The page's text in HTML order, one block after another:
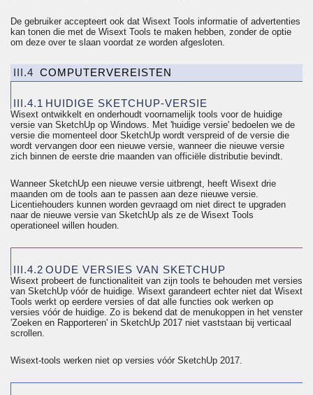
De gebruiker accepteert ook dat Wisext Tools informatie of advertenties
kan tonen die met de Wisext Tools te maken hebben, zonder de optie
om deze over te slaan voordat ze worden afgesloten.
III.4 COMPUTERVEREISTEN
III.4.1 HUIDIGE SKETCHUP-VERSIE
Wisext ontwikkelt en onderhoudt voornamelijk tools voor de huidige
versie van SketchUp op Windows. Met 'huidige versie' bedoelen we de
versie die momenteel door SketchUp wordt verspreid of de versie die
wordt vervangen door een nieuwe versie, wanneer die nieuwe versie
zich binnen de eerste drie maanden van officiële distributie bevindt.
Wanneer SketchUp een nieuwe versie uitbrengt, heeft Wisext drie
maanden om de tools aan te passen aan deze nieuwe versie.
Licentiehouders kunnen worden gevraagd om niet direct te upgraden
naar de nieuwe versie van SketchUp als ze de Wisext Tools
operationeel willen houden.
III.4.2 OUDE VERSIES VAN SKETCHUP
Wisext probeert de functionaliteit van zijn tools te behouden met versies
van SketchUp vóór de huidige. Wisext garandeert echter niet dat Wisext
Tools werkt op eerdere versies of dat alle functies ook werken op
versies vóór de huidige. Zo is bekend dat de menukoppen in het venster
'Zoeken en Rapporteren' in SketchUp 2017 niet vaststaan bij verticaal
scrollen.
Wisext-tools werken niet op versies vóór SketchUp 2017.